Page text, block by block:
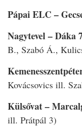
Pápai ELC –
Nagytevel – Dáka
B., Szabó Á.,
Kovácsovics ill.
Külsővat –
ill. Prátpál 3)